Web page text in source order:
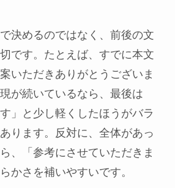
決めるのではなく、前後の文
です。たとえば、すでに本文
いただきありがとうございま
が続いているなら、最後は
」と少し軽くしたほうがバラ
ります。反対に、全体があっ
、「参考にさせていただきま
かさを補いやすいです。